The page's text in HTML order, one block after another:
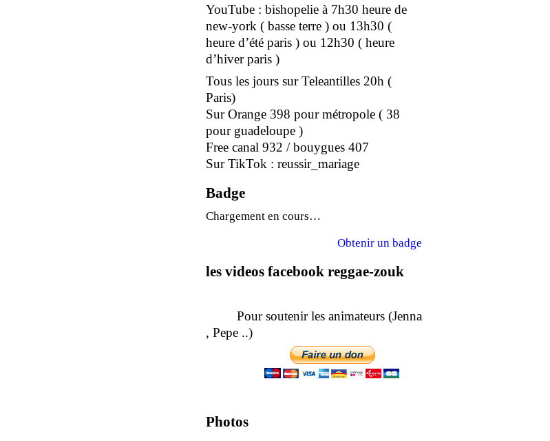
YouTube : bishopelie à 7h30 heure de
new-york ( basse terre ) ou 13h30 (
heure d’été paris ) ou 12h30 ( heure
d’hiver paris )
Tous les jours sur Teleantilles 20h (
Paris)
Sur Orange 398 pour métropole ( 38
pour guadeloupe )
Free canal 932 / bouygues 407
Sur TikTok : reussir_mariage
Badge
Chargement en cours…
Obtenir un badge
les videos facebook reggae-zouk
Pour soutenir les animateurs (Jenna
, Pepe ..)
Photos